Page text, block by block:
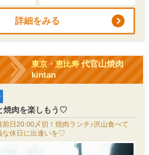
詳細をみる
東京・恵比寿代官山焼肉
kintan
焼肉を楽しもう♡
日20:00〆切！焼肉ランチ♪沢山食べて
な休日に出逢いを♡